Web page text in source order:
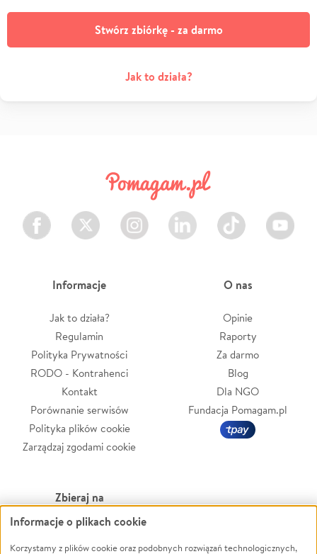
Stwórz zbiórkę - za darmo
Jak to działa?
Facebook Twitter Instagram LinkedIn TikTok Youtube
Informacje
Jak to działa?
Regulamin
Polityka Prywatności
RODO - Kontrahenci
Kontakt
Porównanie serwisów
Polityka plików cookie
Zarządzaj zgodami cookie
O nas
Opinie
Raporty
Za darmo
Blog
Dla NGO
Fundacja Pomagam.pl
Zbieraj na
Leczenie
Zwierzęta
Powódź
Informacje o plikach cookie
Korzystamy z plików cookie oraz podobnych rozwiązań technologicznych,